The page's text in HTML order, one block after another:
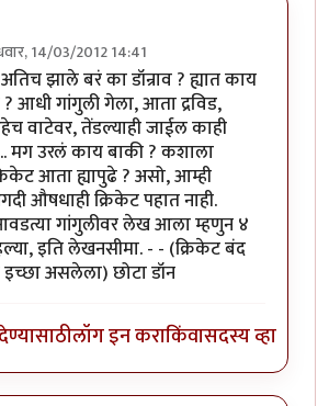
14/03/2012 14:41
खी खी खी...byसोत्रि
झाले बरं का डॉन्राव ? ह्यात काय
आधी गांगुली गेला, आता द्रविड,
वाटेवर, तेंडल्याही जाईल काही
मग उरलं काय बाकी ? कशाला
आता ह्यापुढे ? असो, आम्ही
औषधाही क्रिकेट पहात नाही.
गांगुलीवर लेख आला म्हणुन ४
इति लेखनसीमा. - - (क्रिकेट बंद
इच्छा असलेला) छोटा डॉन
लॉग इन कराकिंवासदस्य व्हा